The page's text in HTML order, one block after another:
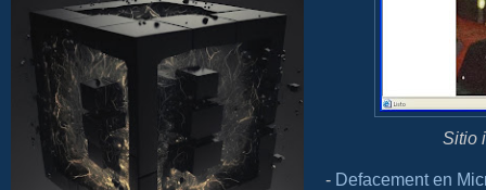
Sitio
- Defacement en